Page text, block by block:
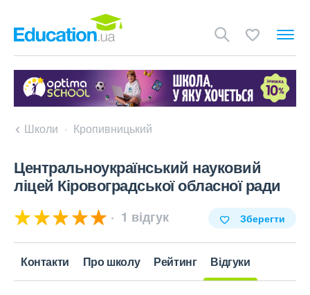
Школи Кропивницький
Центральноукраїнський науковий
ліцей Кіровоградської обласної ради
1 відгук Зберегти
Контакти Про школу Рейтинг Відгуки